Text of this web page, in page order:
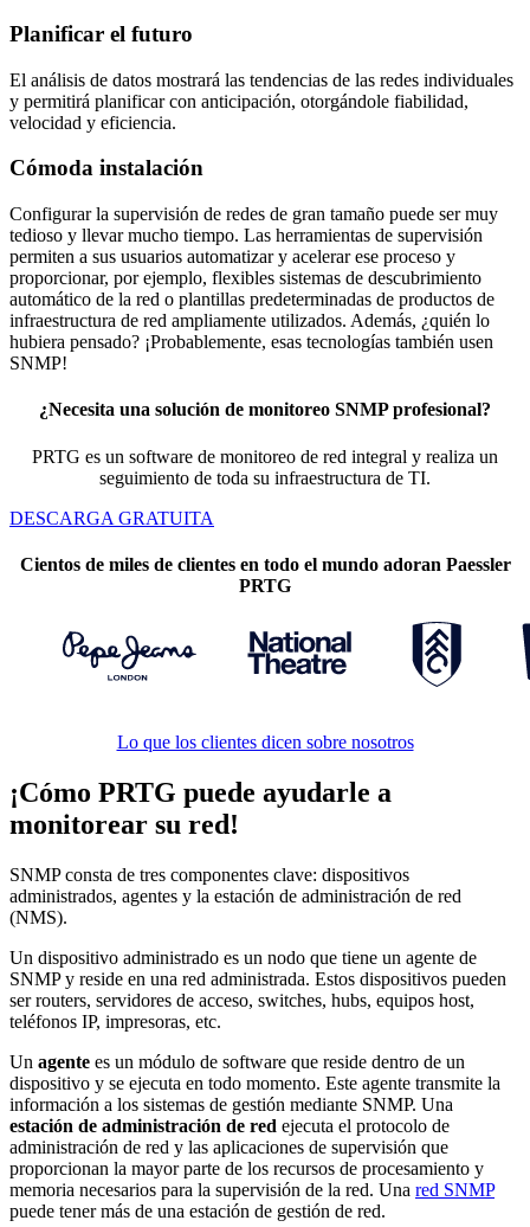
Planificar el futuro
El análisis de datos mostrará las tendencias de las redes individuales
y permitirá planificar con anticipación, otorgándole fiabilidad,
velocidad y eficiencia.
Cómoda instalación
Configurar la supervisión de redes de gran tamaño puede ser muy
tedioso y llevar mucho tiempo. Las herramientas de supervisión
permiten a sus usuarios automatizar y acelerar ese proceso y
proporcionar, por ejemplo, flexibles sistemas de descubrimiento
automático de la red o plantillas predeterminadas de productos de
infraestructura de red ampliamente utilizados. Además, ¿quién lo
hubiera pensado? ¡Probablemente, esas tecnologías también usen
SNMP!
¿Necesita una solución de monitoreo SNMP profesional?
PRTG es un software de monitoreo de red integral y realiza un
seguimiento de toda su infraestructura de TI.
DESCARGA GRATUITA
Cientos de miles de clientes en todo el mundo adoran Paessler
PRTG
Lo que los clientes dicen sobre nosotros
¡Cómo PRTG puede ayudarle a
monitorear su red!
SNMP consta de tres componentes clave: dispositivos
administrados, agentes y la estación de administración de red
(NMS).
Un dispositivo administrado es un nodo que tiene un agente de
SNMP y reside en una red administrada. Estos dispositivos pueden
ser routers, servidores de acceso, switches, hubs, equipos host,
teléfonos IP, impresoras, etc.
Un agente es un módulo de software que reside dentro de un
dispositivo y se ejecuta en todo momento. Este agente transmite la
información a los sistemas de gestión mediante SNMP. Una
estación de administración de red ejecuta el protocolo de
administración de red y las aplicaciones de supervisión que
proporcionan la mayor parte de los recursos de procesamiento y
memoria necesarios para la supervisión de la red. Una red SNMP
puede tener más de una estación de gestión de red.